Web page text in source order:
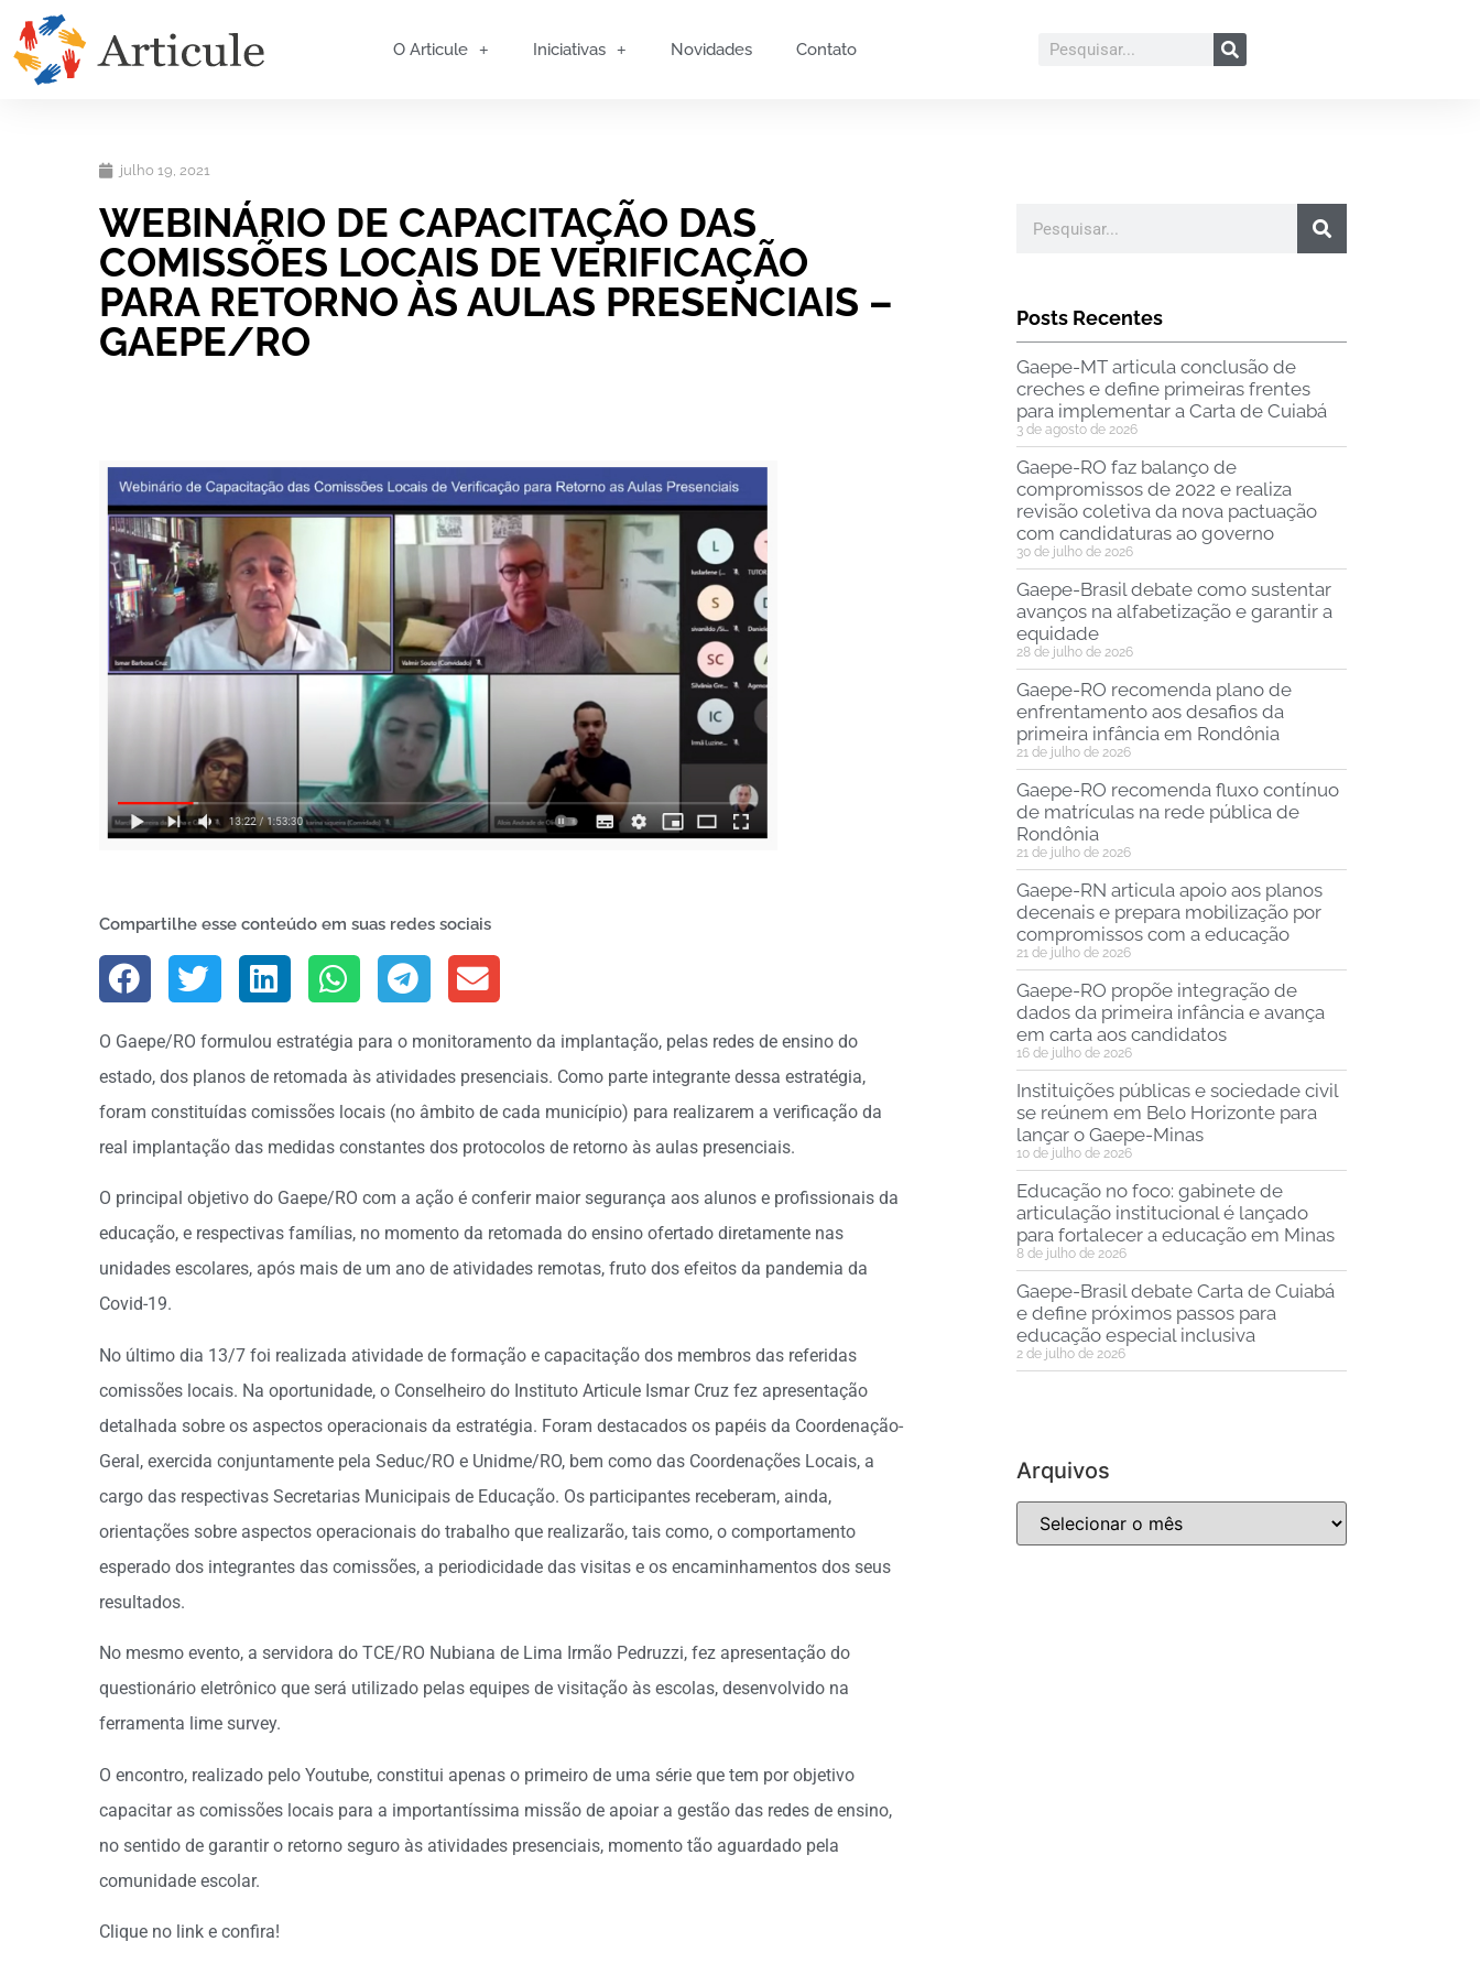
O Articule Iniciativas Novidades Contato
julho 19, 2021
WEBINÁRIO DE CAPACITAÇÃO DAS
COMISSÕES LOCAIS DE VERIFICAÇÃO
PARA RETORNO ÀS AULAS PRESENCIAIS –
GAEPE/RO
Compartilhe esse conteúdo em suas redes sociais
O Gaepe/RO formulou estratégia para o monitoramento da implantação, pelas redes de ensino do
estado, dos planos de retomada às atividades presenciais. Como parte integrante dessa estratégia,
foram constituídas comissões locais (no âmbito de cada município) para realizarem a verificação da
real implantação das medidas constantes dos protocolos de retorno às aulas presenciais.
O principal objetivo do Gaepe/RO com a ação é conferir maior segurança aos alunos e profissionais da
educação, e respectivas famílias, no momento da retomada do ensino ofertado diretamente nas
unidades escolares, após mais de um ano de atividades remotas, fruto dos efeitos da pandemia da
Covid-19.
No último dia 13/7 foi realizada atividade de formação e capacitação dos membros das referidas
comissões locais. Na oportunidade, o Conselheiro do Instituto Articule Ismar Cruz fez apresentação
detalhada sobre os aspectos operacionais da estratégia. Foram destacados os papéis da Coordenação-
Geral, exercida conjuntamente pela Seduc/RO e Unidme/RO, bem como das Coordenações Locais, a
cargo das respectivas Secretarias Municipais de Educação. Os participantes receberam, ainda,
orientações sobre aspectos operacionais do trabalho que realizarão, tais como, o comportamento
esperado dos integrantes das comissões, a periodicidade das visitas e os encaminhamentos dos seus
resultados.
No mesmo evento, a servidora do TCE/RO Nubiana de Lima Irmão Pedruzzi, fez apresentação do
questionário eletrônico que será utilizado pelas equipes de visitação às escolas, desenvolvido na
ferramenta lime survey.
O encontro, realizado pelo Youtube, constitui apenas o primeiro de uma série que tem por objetivo
capacitar as comissões locais para a importantíssima missão de apoiar a gestão das redes de ensino,
no sentido de garantir o retorno seguro às atividades presenciais, momento tão aguardado pela
comunidade escolar.
Clique no link e confira!
Posts Recentes
Gaepe-MT articula conclusão de
creches e define primeiras frentes
para implementar a Carta de Cuiabá
3 de agosto de 2026
Gaepe-RO faz balanço de
compromissos de 2022 e realiza
revisão coletiva da nova pactuação
com candidaturas ao governo
30 de julho de 2026
Gaepe-Brasil debate como sustentar
avanços na alfabetização e garantir a
equidade
28 de julho de 2026
Gaepe-RO recomenda plano de
enfrentamento aos desafios da
primeira infância em Rondônia
21 de julho de 2026
Gaepe-RO recomenda fluxo contínuo
de matrículas na rede pública de
Rondônia
21 de julho de 2026
Gaepe-RN articula apoio aos planos
decenais e prepara mobilização por
compromissos com a educação
21 de julho de 2026
Gaepe-RO propõe integração de
dados da primeira infância e avança
em carta aos candidatos
16 de julho de 2026
Instituições públicas e sociedade civil
se reúnem em Belo Horizonte para
lançar o Gaepe-Minas
10 de julho de 2026
Educação no foco: gabinete de
articulação institucional é lançado
para fortalecer a educação em Minas
8 de julho de 2026
Gaepe-Brasil debate Carta de Cuiabá
e define próximos passos para
educação especial inclusiva
2 de julho de 2026
Arquivos